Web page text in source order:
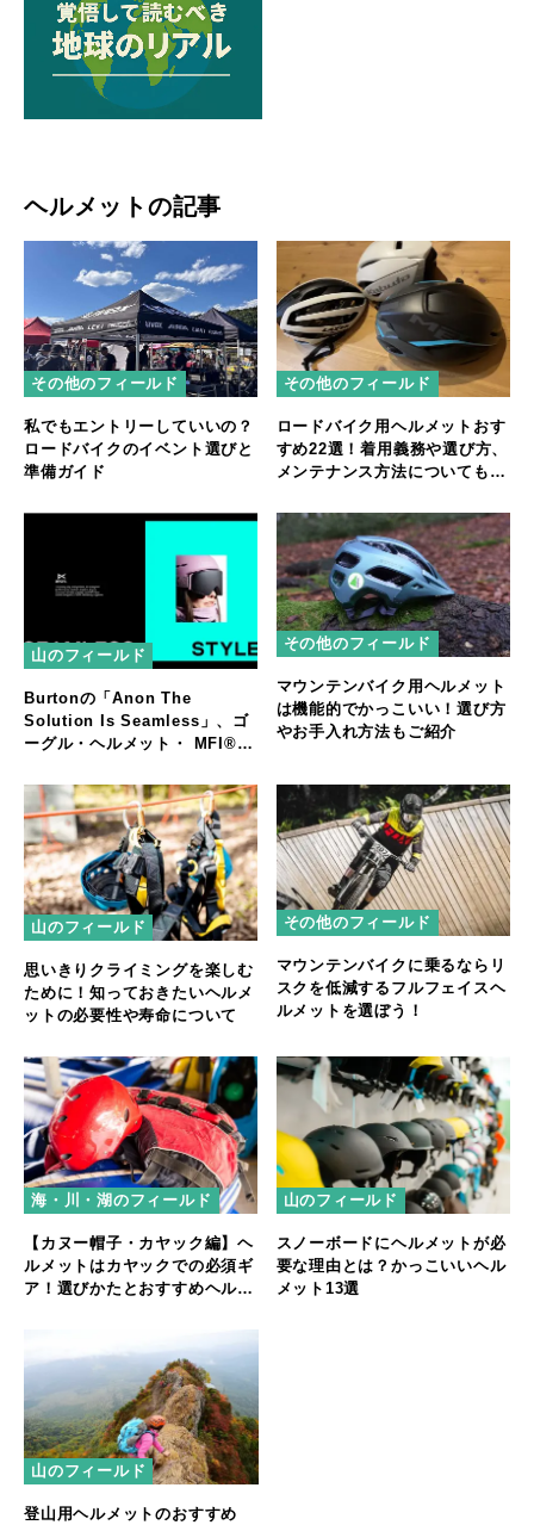
ヘルメットの記事
その他のフィールド
私でもエントリーしていいの？
ロードバイクのイベント選びと
準備ガイド
その他のフィールド
ロードバイク用ヘルメットおす
すめ22選！着用義務や選び方、
メンテナンス方法についても解
山のフィールド
Burtonの「Anon The
Solution Is Seamless」、ゴ
ーグル・ヘルメット・ MFI®
その他のフィールド
マウンテンバイク用ヘルメット
は機能的でかっこいい！選び方
やお手入れ方法もご紹介
山のフィールド
思いきりクライミングを楽しむ
ために！知っておきたいヘルメ
ットの必要性や寿命について
その他のフィールド
マウンテンバイクに乗るならリ
スクを低減するフルフェイスヘ
ルメットを選ぼう！
海・川・湖のフィールド
【カヌー帽子・カヤック編】ヘ
ルメットはカヤックでの必須ギ
ア！選びかたとおすすめヘルメ
山のフィールド
スノーボードにヘルメットが必
要な理由とは？かっこいいヘル
メット13選
山のフィールド
登山用ヘルメットのおすすめ